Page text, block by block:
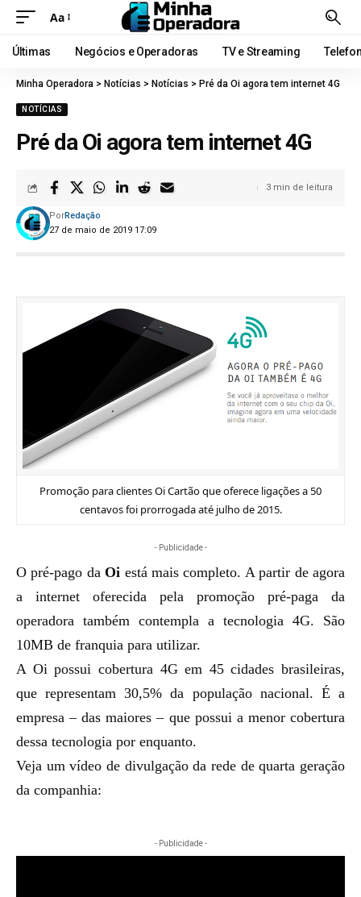
Aa
Últimas Negócios e Operadoras TV e Streaming
Minha Operadora > Notícias > Notícias > Pré da Oi agora tem internet 4G
NOTÍCIAS
Pré da Oi agora tem internet 4G
27 de maio de 2019 17:09
PorRedação
3 min de leitura
Promoção para clientes Oi Cartão que oferece ligações a 50
centavos foi prorrogada até julho de 2015.
- Publicidade -
O pré-pago da Oi está mais completo. A partir de agora
a internet oferecida pela promoção pré-paga da
operadora também contempla a tecnologia 4G. São
10MB de franquia para utilizar.
A Oi possui cobertura 4G em 45 cidades brasileiras,
que representam 30,5% da população nacional. É a
empresa – das maiores – que possui a menor cobertura
dessa tecnologia por enquanto.
Veja um vídeo de divulgação da rede de quarta geração
da companhia:
- Publicidade -